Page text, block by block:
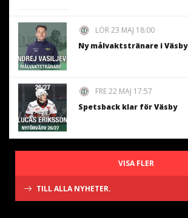
LÖR 23 MAJ 18:00
Ny målvaktstränare i Väsby
FRE 22 MAJ 17:57
Spetsback klar för Väsby
VISA FLER
TILL ALLA NYHETER.